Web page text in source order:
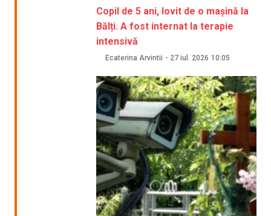
Copil de 5 ani, lovit de o mașină la
Bălți. A fost internat la terapie
intensivă
Ecaterina Arvintii - 27 iul. 2026 10:05